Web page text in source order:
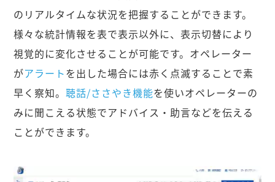
のリアルタイムな状況を把握することができます。
様々な統計情報を表で表示以外に、表示切替により
視覚的に変化させることが可能です。オペレーター
がアラートを出した場合には赤く点滅することで素
早く察知。聴話/ささやき機能を使いオペレーターの
みに聞こえる状態でアドバイス・助言などを伝える
ことができます。